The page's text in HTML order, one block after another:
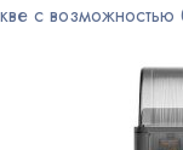
с возможностью